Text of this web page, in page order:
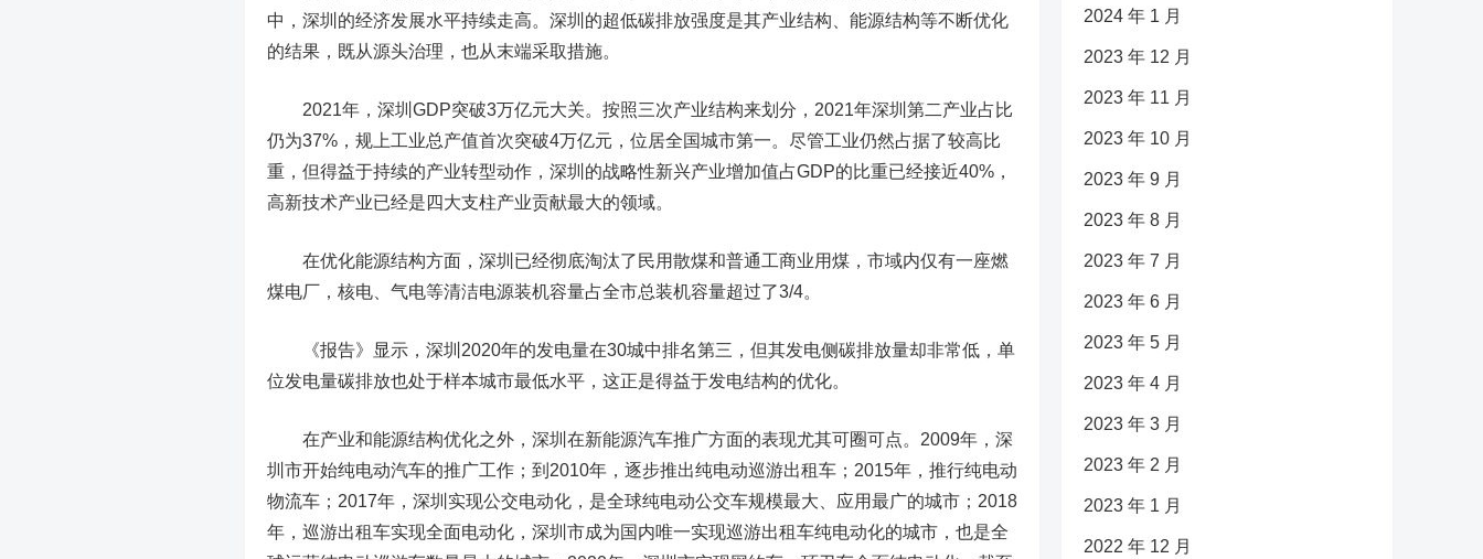
中，深圳的经济发展水平持续走高。深圳的超低碳排放强度是其产业结构、能源结构等不断优化
的结果，既从源头治理，也从末端采取措施。
2021年，深圳GDP突破3万亿元大关。按照三次产业结构来划分，2021年深圳第二产业占比
仍为37%，规上工业总产值首次突破4万亿元，位居全国城市第一。尽管工业仍然占据了较高比
重，但得益于持续的产业转型动作，深圳的战略性新兴产业增加值占GDP的比重已经接近40%，
高新技术产业已经是四大支柱产业贡献最大的领域。
在优化能源结构方面，深圳已经彻底淘汰了民用散煤和普通工商业用煤，市域内仅有一座燃
煤电厂，核电、气电等清洁电源装机容量占全市总装机容量超过了3/4。
《报告》显示，深圳2020年的发电量在30城中排名第三，但其发电侧碳排放量却非常低，单
位发电量碳排放也处于样本城市最低水平，这正是得益于发电结构的优化。
在产业和能源结构优化之外，深圳在新能源汽车推广方面的表现尤其可圈可点。2009年，深
圳市开始纯电动汽车的推广工作；到2010年，逐步推出纯电动巡游出租车；2015年，推行纯电动
物流车；2017年，深圳实现公交电动化，是全球纯电动公交车规模最大、应用最广的城市；2018
年，巡游出租车实现全面电动化，深圳市成为国内唯一实现巡游出租车纯电动化的城市，也是全
2024 年 1 月
2023 年 12 月
2023 年 11 月
2023 年 10 月
2023 年 9 月
2023 年 8 月
2023 年 7 月
2023 年 6 月
2023 年 5 月
2023 年 4 月
2023 年 3 月
2023 年 2 月
2023 年 1 月
2022 年 12 月